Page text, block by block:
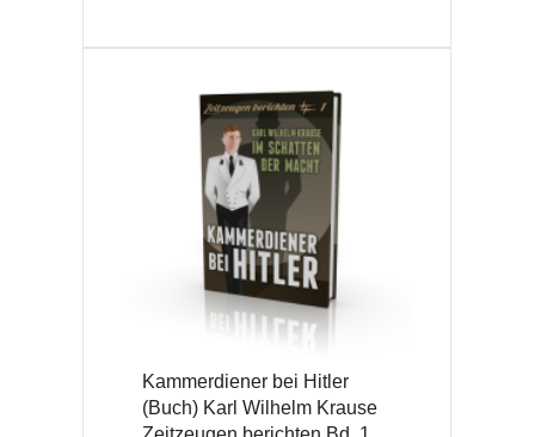
Kammerdiener bei Hitler
(Buch) Karl Wilhelm Krause